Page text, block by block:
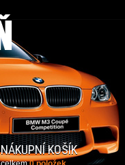
NÁKUPNÍ KOŠÍK